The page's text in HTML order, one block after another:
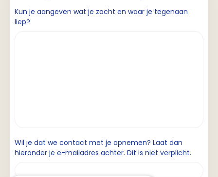
Kun je aangeven wat je zocht en waar je tegenaan
liep?
Wil je dat we contact met je opnemen? Laat dan
hieronder je e-mailadres achter. Dit is niet verplicht.